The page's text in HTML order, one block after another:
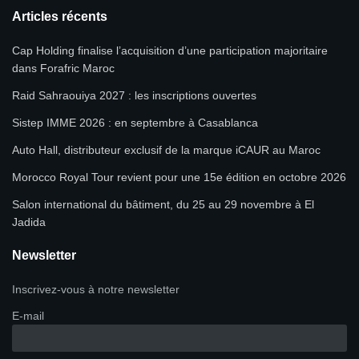
Articles récents
Cap Holding finalise l’acquisition d’une participation majoritaire
dans Forafric Maroc
Raid Sahraouiya 2027 : les inscriptions ouvertes
Sistep IMME 2026 : en septembre à Casablanca
Auto Hall, distributeur exclusif de la marque iCAUR au Maroc
Morocco Royal Tour revient pour une 15e édition en octobre 2026
Salon international du bâtiment, du 25 au 29 novembre à El
Jadida
Newsletter
Inscrivez-vous à notre newsletter
E-mail